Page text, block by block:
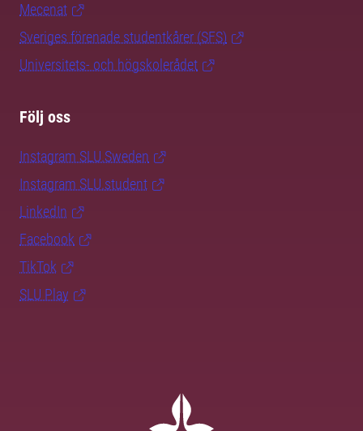
Mecenat
Sveriges förenade studentkårer (SFS)
Universitets- och högskolerådet
Följ oss
Instagram SLU.Sweden
Instagram SLU.student
LinkedIn
Facebook
TikTok
SLU Play